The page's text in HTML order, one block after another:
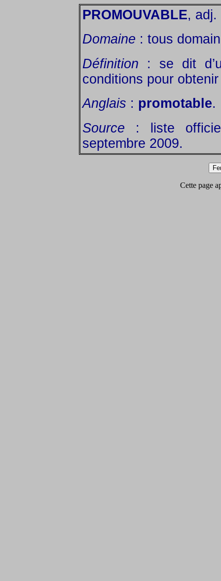
PROMOUVABLE, adj.
Domaine : tous
Définition : se dit
conditions pour
Anglais : promotable.
Source : liste
septembre 2009.
Cette page